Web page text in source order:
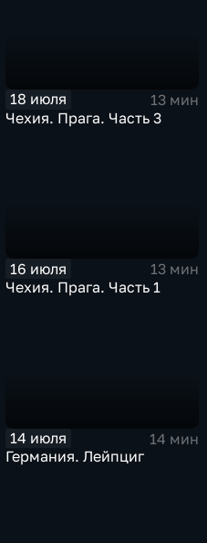
18 июля
13 мин
Чехия. Прага. Часть 3
16 июля
13 мин
Чехия. Прага. Часть 1
14 июля
14 мин
Германия. Лейпциг